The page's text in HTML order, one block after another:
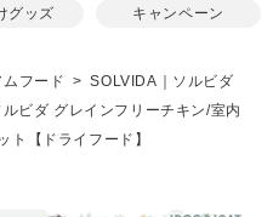
グッズ キャンペーン
フード
SOLVIDA｜ソルビダ
ビダ グレインフリーチキン/室内
【ドライフード】